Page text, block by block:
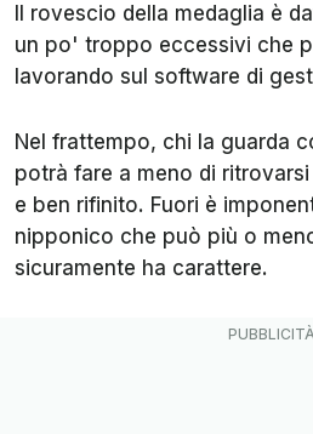
Il rovescio della medaglia è
un po' troppo eccessivi che
lavorando sul software di
Nel frattempo, chi la guarda
potrà fare a meno di
e ben rifinito. Fuori è
nipponico che può più o
sicuramente ha carattere.